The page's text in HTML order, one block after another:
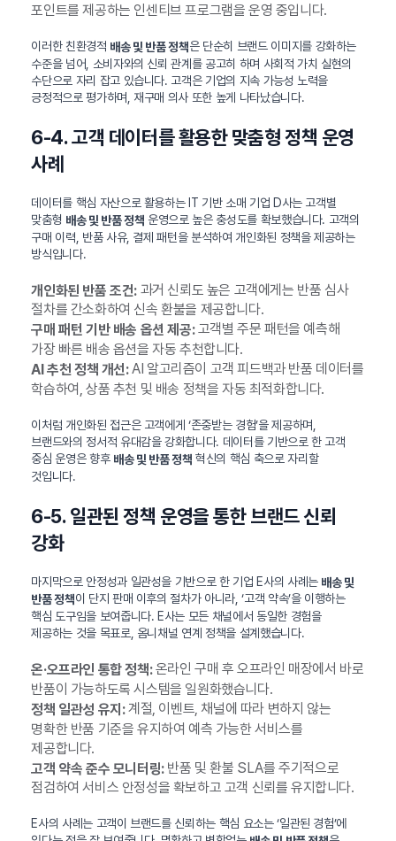
포인트를 제공하는 인센티브 프로그램을 운영 중입니다.
이러한 친환경적 배송 및 반품 정책은 단순히 브랜드 이미지를 강화하는
수준을 넘어, 소비자와의 신뢰 관계를 공고히 하며 사회적 가치 실현의
수단으로 자리 잡고 있습니다. 고객은 기업의 지속 가능성 노력을
긍정적으로 평가하며, 재구매 의사 또한 높게 나타났습니다.
6-4. 고객 데이터를 활용한 맞춤형 정책 운영
사례
데이터를 핵심 자산으로 활용하는 IT 기반 소매 기업 D사는 고객별
맞춤형 배송 및 반품 정책 운영으로 높은 충성도를 확보했습니다. 고객의
구매 이력, 반품 사유, 결제 패턴을 분석하여 개인화된 정책을 제공하는
방식입니다.
개인화된 반품 조건:과거 신뢰도 높은 고객에게는 반품 심사
절차를 간소화하여 신속 환불을 제공합니다.
구매 패턴 기반 배송 옵션 제공:고객별 주문 패턴을 예측해
가장 빠른 배송 옵션을 자동 추천합니다.
AI 추천 정책 개선:AI 알고리즘이 고객 피드백과 반품 데이터를
학습하여, 상품 추천 및 배송 정책을 자동 최적화합니다.
이처럼 개인화된 접근은 고객에게 ‘존중받는 경험’을 제공하며,
브랜드와의 정서적 유대감을 강화합니다. 데이터를 기반으로 한 고객
중심 운영은 향후 배송 및 반품 정책 혁신의 핵심 축으로 자리할
것입니다.
6-5. 일관된 정책 운영을 통한 브랜드 신뢰
강화
마지막으로 안정성과 일관성을 기반으로 한 기업 E사의 사례는 배송 및
반품 정책이 단지 판매 이후의 절차가 아니라, ‘고객 약속’을 이행하는
핵심 도구임을 보여줍니다. E사는 모든 채널에서 동일한 경험을
제공하는 것을 목표로, 옴니채널 연계 정책을 설계했습니다.
온·오프라인 통합 정책:온라인 구매 후 오프라인 매장에서 바로
반품이 가능하도록 시스템을 일원화했습니다.
정책 일관성 유지:계절, 이벤트, 채널에 따라 변하지 않는
명확한 반품 기준을 유지하여 예측 가능한 서비스를
제공합니다.
고객 약속 준수 모니터링:반품 및 환불 SLA를 주기적으로
점검하여 서비스 안정성을 확보하고 고객 신뢰를 유지합니다.
E사의 사례는 고객이 브랜드를 신뢰하는 핵심 요소는 ‘일관된 경험’에